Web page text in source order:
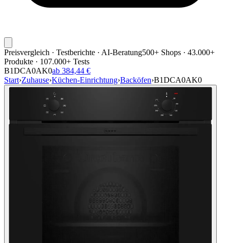
Preisvergleich · Testberichte · AI-Beratung500+ Shops · 43.000+
Produkte · 107.000+ Tests
B1DCA0AK0ab 384,44 €
Start›Zuhause›Küchen-Einrichtung›Backöfen›B1DCA0AK0